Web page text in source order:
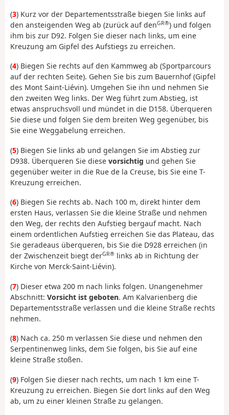
(3) Kurz vor der Departementsstraße biegen Sie links auf
den ansteigenden Weg ab (zurück auf denGR®) und folgen
ihm bis zur D92. Folgen Sie dieser nach links, um eine
Kreuzung am Gipfel des Aufstiegs zu erreichen.
(4) Biegen Sie rechts auf den Kammweg ab (Sportparcours
auf der rechten Seite). Gehen Sie bis zum Bauernhof (Gipfel
des Mont Saint-Liévin). Umgehen Sie ihn und nehmen Sie
den zweiten Weg links. Der Weg führt zum Abstieg, ist
etwas anspruchsvoll und mündet in die D158. Überqueren
Sie diese und folgen Sie dem breiten Weg gegenüber, bis
Sie eine Weggabelung erreichen.
(5) Biegen Sie links ab und gelangen Sie im Abstieg zur
D938. Überqueren Sie diese vorsichtig und gehen Sie
gegenüber weiter in die Rue de la Creuse, bis Sie eine T-
Kreuzung erreichen.
(6) Biegen Sie rechts ab. Nach 100 m, direkt hinter dem
ersten Haus, verlassen Sie die kleine Straße und nehmen
den Weg, der rechts den Aufstieg bergauf macht. Nach
einem ordentlichen Aufstieg erreichen Sie das Plateau, das
Sie geradeaus überqueren, bis Sie die D928 erreichen (in
der Zwischenzeit biegt derGR® links ab in Richtung der
Kirche von Merck-Saint-Liévin).
(7) Dieser etwa 200 m nach links folgen. Unangenehmer
Abschnitt: Vorsicht ist geboten. Am Kalvarienberg die
Departementsstraße verlassen und die kleine Straße rechts
nehmen.
(8) Nach ca. 250 m verlassen Sie diese und nehmen den
Serpentinenweg links, dem Sie folgen, bis Sie auf eine
kleine Straße stoßen.
(9) Folgen Sie dieser nach rechts, um nach 1 km eine T-
Kreuzung zu erreichen. Biegen Sie dort links auf den Weg
ab, um zu einer kleinen Straße zu gelangen.